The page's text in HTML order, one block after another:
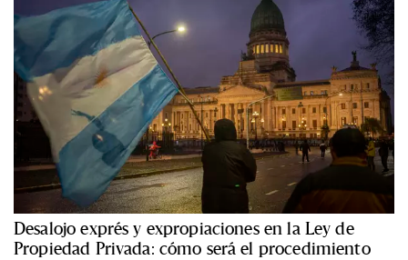
Desalojo exprés y expropiaciones en la Ley de
Propiedad Privada: cómo será el procedimiento